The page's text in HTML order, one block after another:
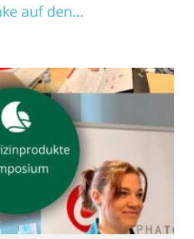
auf den…